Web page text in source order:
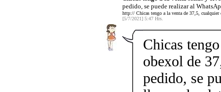
pedido, se puede realizar al
http:// Chicas tengo a la venta de 37,5,
[5/7/2021] 5:47 Hrs.
Chicas
obexol de
pedido, se